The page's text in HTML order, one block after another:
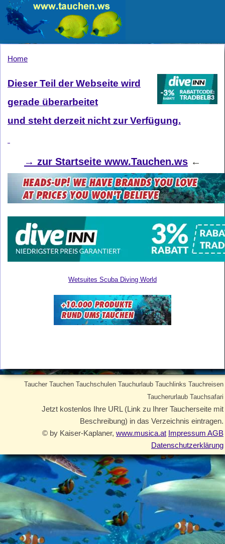
Home
Dieser Teil der Webseite wird
gerade überarbeitet
und steht derzeit nicht zur Verfügung.
→ zur Startseite www.Tauchen.ws ←
Wetsuites Scuba Diving World
Taucher Tauchen Tauchschulen Tauchurlaub Tauchlinks Tauchreisen
Taucherurlaub Tauchsafari
Jetzt kostenlos Ihre URL (Link zu Ihrer Taucherseite mit
Beschreibung) in das Verzeichnis eintragen.
© by Kaiser-Kaplaner, www.musica.at Impressum AGB
Datenschutzerklärung